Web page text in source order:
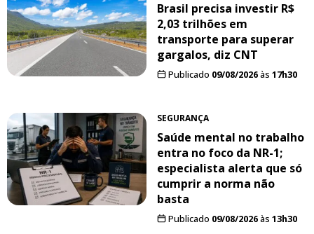
Brasil precisa investir R$
2,03 trilhões em
transporte para superar
gargalos, diz CNT
Publicado 09/08/2026às 17h30
SEGURANÇA
Saúde mental no trabalho
entra no foco da NR-1;
especialista alerta que só
cumprir a norma não
basta
Publicado 09/08/2026às 13h30